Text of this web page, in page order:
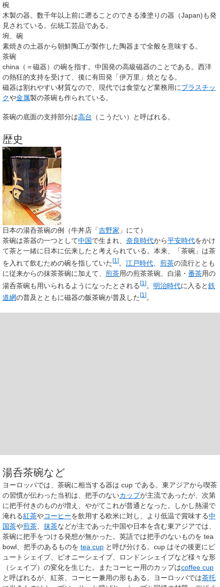
椀
木製の器。数千年以上前に遡ることのできる漆塗りの器（Japan)も発
見されている。伝統工芸品である。
埦、碗
素焼きの土器から朝鮮陶工が製作した陶器まで全般を意味する。
茶碗
china（＝磁器）の碗を指す。中国発の高級磁器のことである。西洋
の熱狂的支持を受けて、後に有田発「伊万里」焼となる。
磁器は割れやすい材質なので、現代では食堂など業務用にプラスチッ
クや金属製の茶碗も作られている。
茶碗の底面の支持部分は高台 （こうだい）と呼ばれる。
歴史
日本の湯呑茶碗の例（牛丼店「吉野家 」にて）
茶碗は茶器の一つとして中国で生まれ、 奈良時代から平安時代をかけ
て茶と一緒に日本に伝来したと考えられている。本来、「茶碗」は茶
を入れて飲むための碗を指していた[1 ]。 江戸時代 煎茶の流行ととも
に従来からの抹茶茶碗に加えて、 煎茶用の煎茶茶碗、白湯・ 番茶用の
湯呑茶碗も用いられるようになったとされる[1 ] 明治時代に入ると鉄
道網の普及とともに磁器の飯茶碗が普及した [1 ] 。
湯呑茶碗など
ヨーロッパでは、茶碗に相当する器は cup である。東アジアから喫茶
の習慣が伝わった当初は、把手のないカップが主流であったが、次第
に把手付きのものが増え、やがてこれが普通となった。しかし熱湯で
淹れる紅茶やコーヒーを飲用する欧米に対し、より低温で賞味する中
国茶や煎茶 抹茶などが主であった中国や日本を含む東アジアでは、
茶碗に把手をつける発想が無かった。英語では把手のないものを tea
bowl 、把手のあるものを tea cup と呼び分ける。 cup はその後更にビ
ュートシェイプ、ピオニーシェイプ、ロンドンシェイプなど様々な形
（シェイプ）の変化を生じた。またコーヒー用のカップはcoffee cup
と呼ばれるが、紅茶、コーヒー兼用の形もある。ヨーロッパでは茶托